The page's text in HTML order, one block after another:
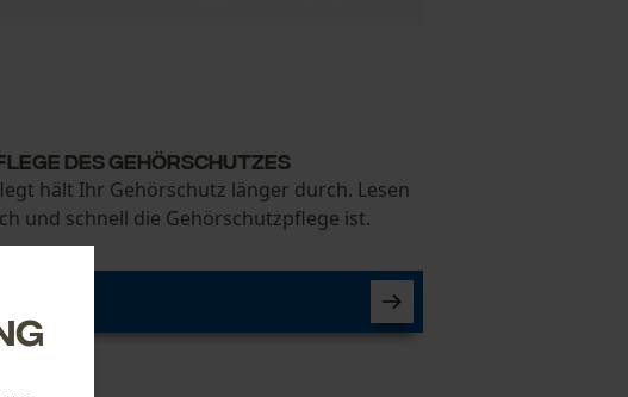
des Gehörschutzes
hält Ihr Gehörschutz länger durch. Lesen
und schnell die Gehörschutzpflege ist.